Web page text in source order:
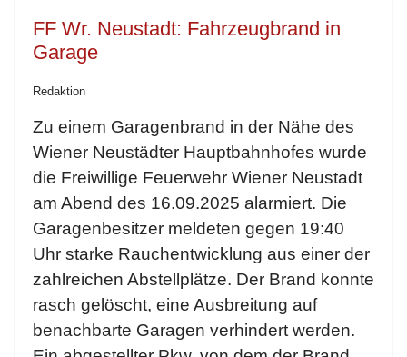
FF Wr. Neustadt: Fahrzeugbrand in
Garage
Redaktion
Zu einem Garagenbrand in der Nähe des
Wiener Neustädter Hauptbahnhofes wurde
die Freiwillige Feuerwehr Wiener Neustadt
am Abend des 16.09.2025 alarmiert. Die
Garagenbesitzer meldeten gegen 19:40
Uhr starke Rauchentwicklung aus einer der
zahlreichen Abstellplätze. Der Brand konnte
rasch gelöscht, eine Ausbreitung auf
benachbarte Garagen verhindert werden.